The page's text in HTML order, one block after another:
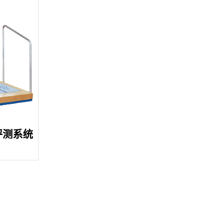
测系统